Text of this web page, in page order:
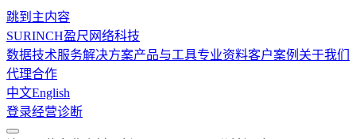
跳到主内容
SURINCH盈尺网络科技
数据技术服务解决方案产品与工具专业资料客户案例 关于我们
代理合作
中文English
登录经营诊断